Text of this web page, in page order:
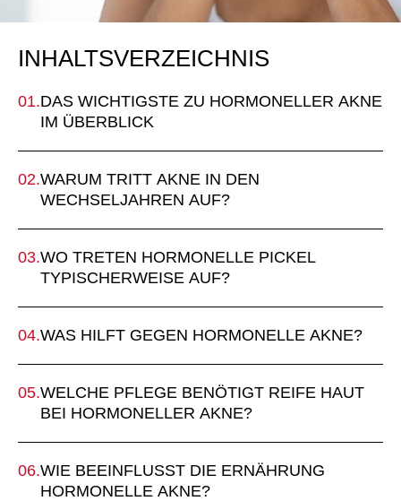
INHALTSVERZEICHNIS
DAS WICHTIGSTE ZU HORMONELLER AKNE
IM ÜBERBLICK
WARUM TRITT AKNE IN DEN
WECHSELJAHREN AUF?
WO TRETEN HORMONELLE PICKEL
TYPISCHERWEISE AUF?
WAS HILFT GEGEN HORMONELLE AKNE?
WELCHE PFLEGE BENÖTIGT REIFE HAUT
BEI HORMONELLER AKNE?
WIE BEEINFLUSST DIE ERNÄHRUNG
HORMONELLE AKNE?